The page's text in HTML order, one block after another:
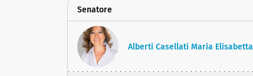
Senatore
Alberti Casellati Maria Elisabetta